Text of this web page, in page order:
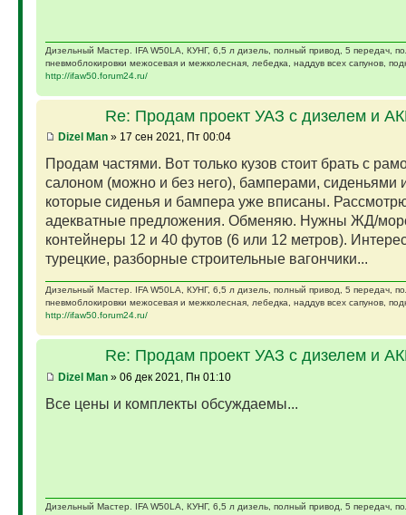
Дизельный Мастер. IFA W50LA, КУНГ, 6,5 л дизель, полный привод, 5 передач,
пневмоблокировки межосевая и межколесная, лебедка, наддув всех сапунов,
http://ifaw50.forum24.ru/
Re: Продам проект УАЗ с дизелем и
Dizel Man» 17 сен 2021, Пт 00:04
Продам частями. Вот только кузов стоит брать с
салоном (можно и без него), бамперами, сиденьями
которые сиденья и бампера уже вписаны.
адекватные предложения. Обменяю. Нужны ЖД/
контейнеры 12 и 40 футов (6 или 12 метров).
турецкие, разборные строительные вагончики...
Дизельный Мастер. IFA W50LA, КУНГ, 6,5 л дизель, полный привод, 5 передач,
пневмоблокировки межосевая и межколесная, лебедка, наддув всех сапунов,
http://ifaw50.forum24.ru/
Re: Продам проект УАЗ с дизелем и
Dizel Man» 06 дек 2021, Пн 01:10
Все цены и комплекты обсуждаемы...
Дизельный Мастер. IFA W50LA, КУНГ, 6,5 л дизель, полный привод, 5 передач,